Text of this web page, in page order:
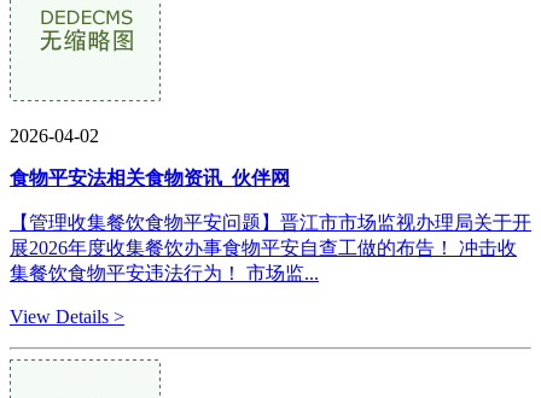
2026-04-02
食物平安法相关食物资讯_伙伴网
【管理收集餐饮食物平安问题】晋江市市场监视办理局关于开
展2026年度收集餐饮办事食物平安自查工做的布告！ 冲击收
集餐饮食物平安违法行为！ 市场监...
View Details >